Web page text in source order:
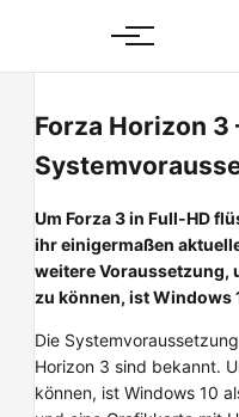
content
Forza Horizon 3
Um Forza 3 in Full-HD
ihr einigermaßen
weitere Voraussetzung,
zu können, ist Windows
Die
Horizon 3 sind bekannt.
können, ist Windows 10